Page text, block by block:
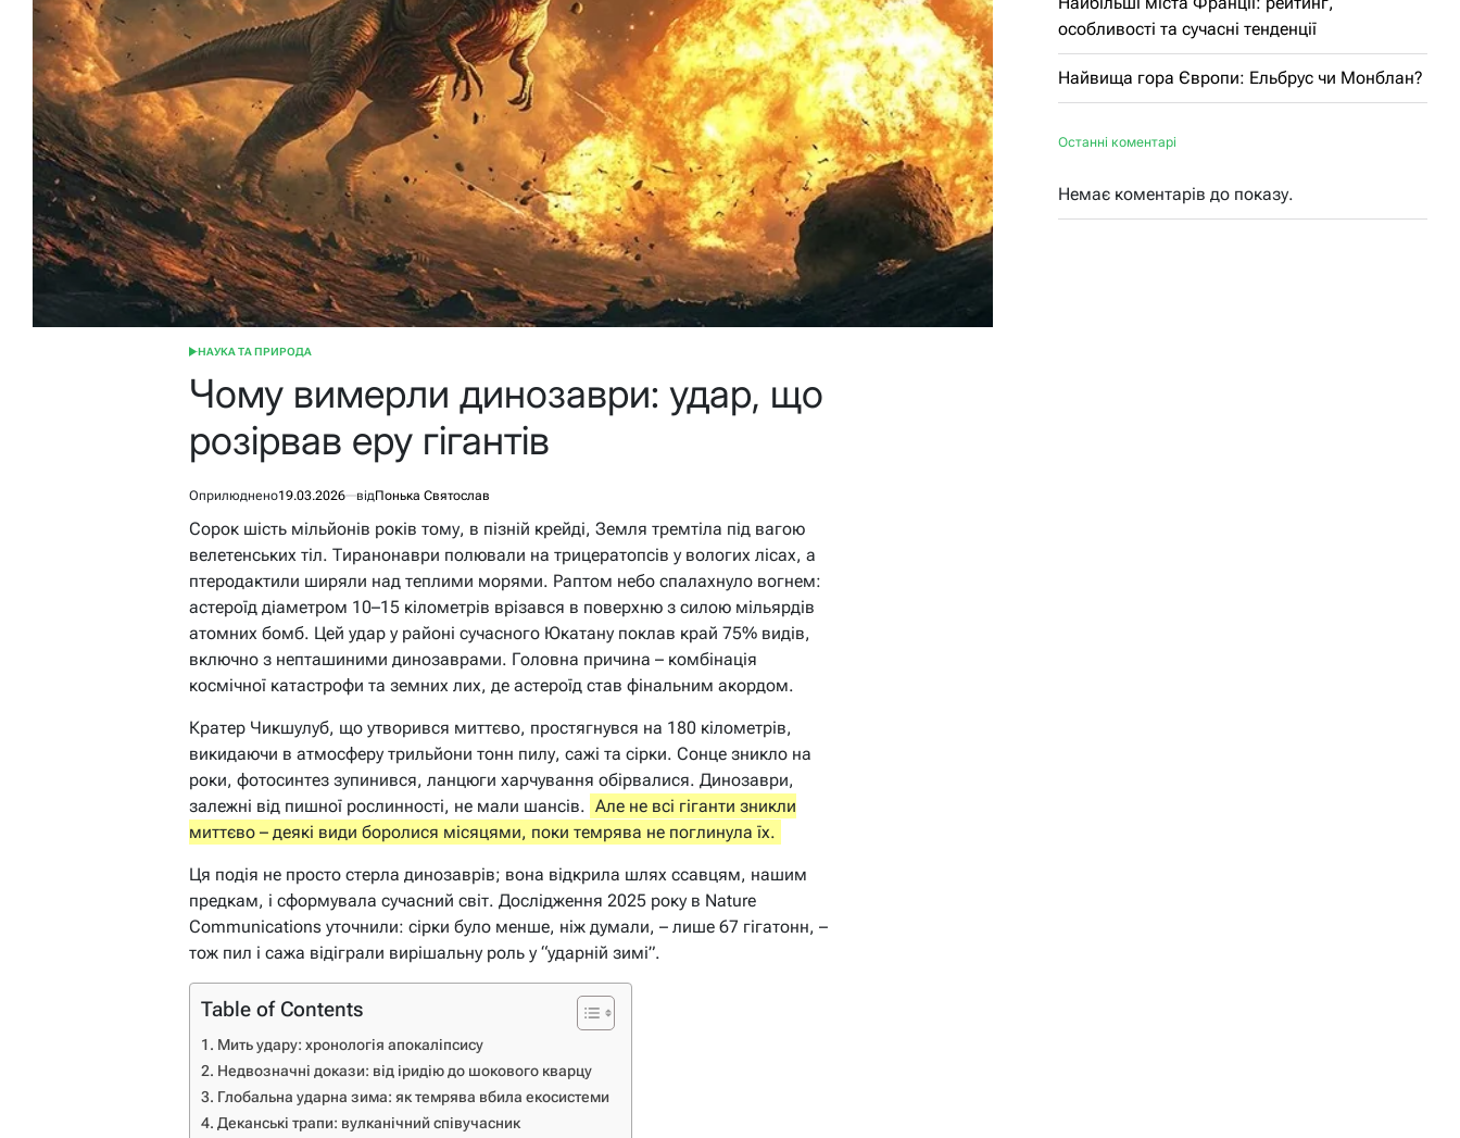
ОПУБЛІКУВАТИ
НАУКА ТА ПРИРОДА
Чому вимерли динозаври: удар, що
розірвав еру гігантів
Оприлюднено19.03.2026 відПонька Святослав
Сорок шість мільйонів років тому, в пізній крейді, Земля тремтіла під вагою
велетенських тіл. Тиранонаври полювали на трицератопсів у вологих лісах, а
птеродактили ширяли над теплими морями. Раптом небо спалахнуло вогнем:
астероїд діаметром 10–15 кілометрів врізався в поверхню з силою мільярдів
атомних бомб. Цей удар у районі сучасного Юкатану поклав край 75% видів,
включно з непташиними динозаврами. Головна причина – комбінація
космічної катастрофи та земних лих, де астероїд став фінальним акордом.
Кратер Чикшулуб, що утворився миттєво, простягнувся на 180 кілометрів,
викидаючи в атмосферу трильйони тонн пилу, сажі та сірки. Сонце зникло на
роки, фотосинтез зупинився, ланцюги харчування обірвалися. Динозаври,
залежні від пишної рослинності, не мали шансів. Але не всі гіганти зникли
миттєво – деякі види боролися місяцями, поки темрява не поглинула їх.
Ця подія не просто стерла динозаврів; вона відкрила шлях ссавцям, нашим
предкам, і сформувала сучасний світ. Дослідження 2025 року в Nature
Communications уточнили: сірки було менше, ніж думали, – лише 67 гігатонн, –
тож пил і сажа відіграли вирішальну роль у “ударній зимі”.
Table of Contents
Мить удару: хронологія апокаліпсису
Недвозначні докази: від іридію до шокового кварцу
Глобальна ударна зима: як темрява вбила екосистеми
Деканські трапи: вулканічний співучасник
особливості та сучасні тенденції
Найвища гора Європи: Ельбрус чи Монблан?
Останні коментарі
Немає коментарів до показу.